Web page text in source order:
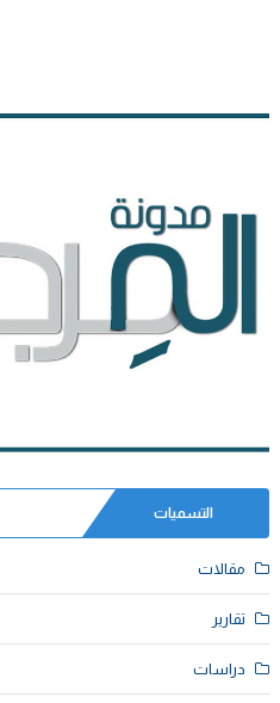
التسميات
مقالات
تقارير
دراسات